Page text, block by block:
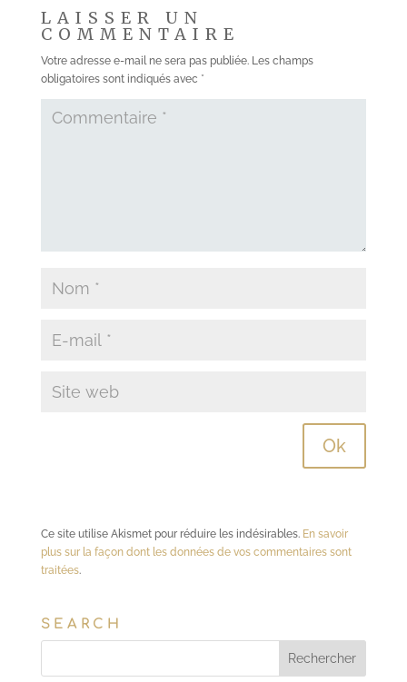
LAISSER UN
COMMENTAIRE
Votre adresse e-mail ne sera pas publiée. Les champs
obligatoires sont indiqués avec *
Ce site utilise Akismet pour réduire les indésirables. En savoir
plus sur la façon dont les données de vos commentaires sont
traitées.
SEARCH